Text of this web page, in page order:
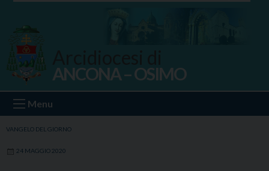
Ancona Osimo
ANCONA – OSIMO
Menu
VANGELO DEL GIORNO
24 MAGGIO 2020